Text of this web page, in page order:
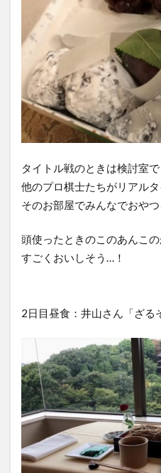
タイトル戦のときは検討室で
他のプロ棋士たちがリアル
そのお部屋でみんなでおや
頭使ったときのこのあんこ
すごくおいしそう…！
2日目昼食：井山さん「ざる